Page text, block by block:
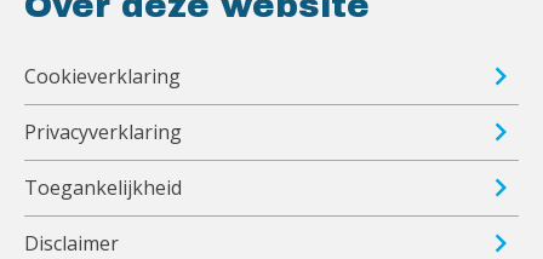
Cookieverklaring
Privacyverklaring
Toegankelijkheid
Disclaimer